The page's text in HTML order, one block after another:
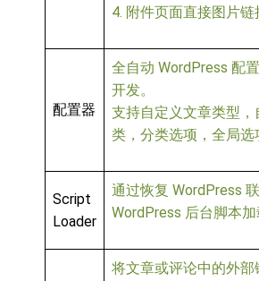
4. 附件页面直接图片链
配置器
全自动 WordPress 配
开发。
支持自定义文章类型
类，分类选项，全局选
Script
Loader
通过恢复 WordPress
WordPress 后台脚本加
将文章或评论中的外